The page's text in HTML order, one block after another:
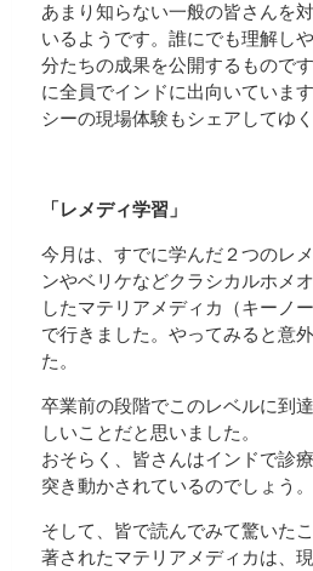
あまり知らない一般の皆さんを
いるようです。誰にでも理解し
分たちの成果を公開するもので
に全員でインドに出向いていま
シーの現場体験もシェアしてゆ
「レメディ学習」
今月は、すでに学んだ２つのレ
ンやベリケなどクラシカルホメ
したマテリアメディカ（キーノ
で行きました。やってみると意
た。
卒業前の段階でこのレベルに到
しいことだと思いました。
おそらく、皆さんはインドで診
突き動かされているのでしょう。
そして、皆で読んでみて驚いた
著されたマテリアメディカは、